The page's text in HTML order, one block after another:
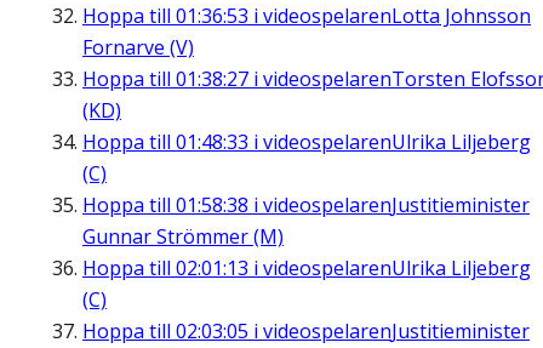
Hoppa till 01:36:53 i videospelarenLotta Johnsson
Fornarve (V)
Hoppa till 01:38:27 i videospelarenTorsten
(KD)
Hoppa till 01:48:33 i videospelarenUlrika Liljeberg
(C)
Hoppa till 01:58:38 i videospelarenJustitieminister
Gunnar Strömmer (M)
Hoppa till 02:01:13 i videospelarenUlrika Liljeberg
(C)
Hoppa till 02:03:05 i videospelarenJustitieminister